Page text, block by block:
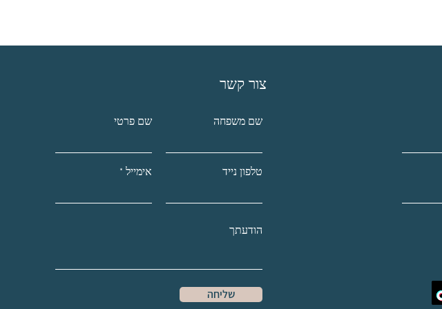
צור קשר
שם פרטי שם משפחה
אימייל טלפון נייד
שליחה